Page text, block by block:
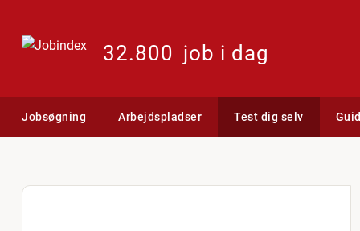
32.800 job i dag
Jobsøgning Arbejdspladser Test dig selv